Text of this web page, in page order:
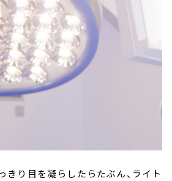
きり目を凝らしたらたぶん、ライト